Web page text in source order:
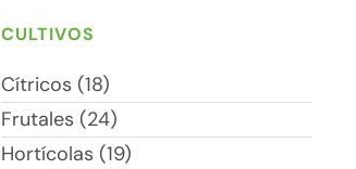
CULTIVOS
Cítricos (18)
Frutales (24)
Hortícolas (19)